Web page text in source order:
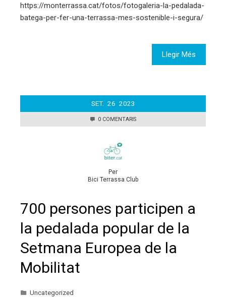
https://monterrassa.cat/fotos/fotogaleria-la-pedalada-
batega-per-fer-una-terrassa-mes-sostenible-i-segura/
Llegir Més
SET. 26 2023
0 COMENTARIS
Per
Bici Terrassa Club
700 persones participen a
la pedalada popular de la
Setmana Europea de la
Mobilitat
Uncategorized